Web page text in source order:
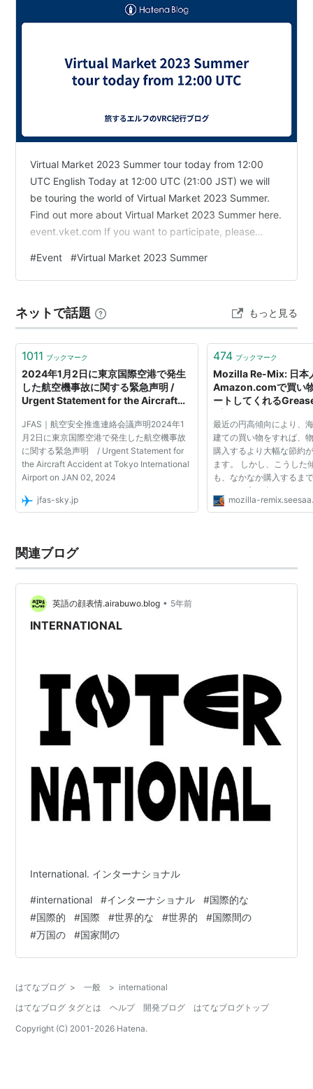
Virtual Market 2023 Summer tour today from 12:00
UTC English Today at 12:00 UTC (21:00 JST) we will
be touring the world of Virtual Market 2023 Summer.
Find out more about Virtual Market 2023 Summer here.
event.vket.com If you want to participate, please
12:0…
#Event #Virtual Market 2023 Summer
ネットで話題 もっと見る
1011 ブックマーク
2024年1月2日に東京国際空港で発生
した航空機事故に関する緊急声明 /
Urgent Statement for the Aircraft
Airport on JAN 02, 2024 | 航空安全
推進連絡会議
JFAS｜航空安全推進連絡会議声明2024年1
月2日に東京国際空港で発生した航空機事故
に関する緊急声明 / Urgent Statement for
the Aircraft Accident at Tokyo International
Airport on JAN 02, 2024
jfas-sky.jp
474 ブックマーク
Mozilla Re-Mix: 日本
Amazon.comで買い
ートしてくれる
shipping」
最近の円高傾向により、
建ての買い物をすれば、
購入するより大幅な節約
ます。 しかし、こうした
も、なかなか購入するま
うという方も多いのでは
んな方は、Firefoxに「
mozilla-
関連ブログ
英語の顔表情.airabuwo.blog • 5年前
INTERNATIONAL
International. インターナショナル
#international #インターナショナル #国際的な
#国際的 #国際 #世界的な #世界的 #国際間の
#万国の #国家間の
はてなブログ > 一般 > international
はてなブログ タグとは
ヘルプ 開発ブログ
はてなブログトップ
Copyright (C) 2001-2026 Hatena.